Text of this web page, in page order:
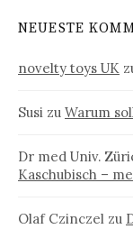
NEUESTE
novelty toys UK
Susi zu Warum
Dr med Univ.
Kaschubisch –
Olaf Czinczel zu